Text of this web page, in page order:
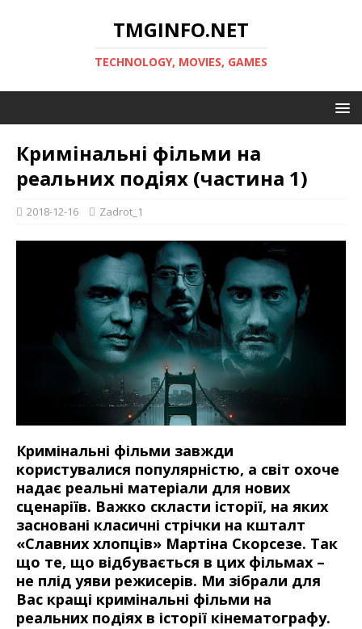
TMGINFO.NET
ТECHNOLOGY, MOVIES, GAMES
Кримінальні фільми на
реальних подіях (частина 1)
2018-12-16 Zadrot_1
Кримінальні фільми завжди
користувалися популярністю, а світ охоче
надає реальні матеріали для нових
сценаріїв. Важко скласти історії, на яких
засновані класичні стрічки на кшталт
«Славних хлопців» Мартіна Скорсезе. Так
що те, що відбувається в цих фільмах –
не плід уяви режисерів. Ми зібрали для
Вас кращі кримінальні фільми на
реальних подіях в історії кінематографу.